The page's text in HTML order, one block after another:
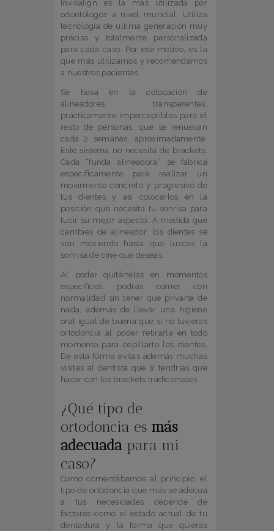
Invisalign es la más utilizada por
odontólogos a nivel mundial. Utiliza
tecnología de ultima generación muy
precisa y totalmente personalizada
para cada caso. Por ese motivo, es la
que más utilizamos y recomendamos
a nuestros pacientes.
Se basa en la colocación de
alineadores transparentes,
prácticamente imperceptibles para el
resto de personas, que se renuevan
cada 2 semanas, aproximadamente.
Este sistema no necesita de brackets.
Cada “funda alineadora” se fabrica
específicamente para realizar un
movimiento concreto y progresivo de
tus dientes y así colocarlos en la
posición que necesita tu sonrisa para
lucir su mejor aspecto. A medida que
cambies de alineador, los dientes se
van moviendo hasta que luzcas la
sonrisa de cine que deseas.
Al poder quitártelas en momentos
específicos, podrás comer con
normalidad sin tener que privarte de
nada, además de llevar una higiene
oral igual de buena que si no tuvieras
ortodoncia al poder retirarla en todo
momento para cepillarte los dientes.
De esta forma evitas además muchas
visitas al dentista que sí tendrías que
hacer con los brackets tradicionales.
¿Qué tipo de
ortodoncia es más
adecuada para mi
caso?
Como comentábamos al principio, el
tipo de ortodoncia que más se adecua
a tus necesidades depende de
factores como el estado actual de tu
dentadura y la forma que quieras